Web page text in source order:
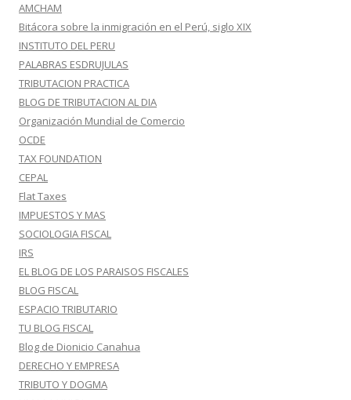
AMCHAM
Bitácora sobre la inmigración en el Perú, siglo XIX
INSTITUTO DEL PERU
PALABRAS ESDRUJULAS
TRIBUTACION PRACTICA
BLOG DE TRIBUTACION AL DIA
Organización Mundial de Comercio
OCDE
TAX FOUNDATION
CEPAL
Flat Taxes
IMPUESTOS Y MAS
SOCIOLOGIA FISCAL
IRS
EL BLOG DE LOS PARAISOS FISCALES
BLOG FISCAL
ESPACIO TRIBUTARIO
TU BLOG FISCAL
Blog de Dionicio Canahua
DERECHO Y EMPRESA
TRIBUTO Y DOGMA